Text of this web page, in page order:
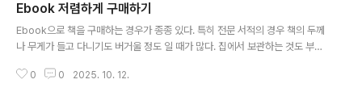
다 불편하다고 생각했지만, 자동충전이 되니 크게 문제 되진 않는다고 생각했
다. 선불 하이패스와 같은 맥락이니 크게 불편함은 없다고 생각한다. 방법은 다
음과 같다. - 모바일 티머니에서 T머니 카드를 발급한다. ( 이미 있다면 그것을
Ebook 저렴하게 구매하기
Ebook으로 책을 구매하는 경우가 종종 있다. 특히 전문 서적의 경우 책의 두께
나 무게가 들고 다니기도 버거울 정도 일 때가 많다. 집에서 보관하는 것도 부피
크게 저렴하지도 않다. 망할 도서정가제 때문이다. 적립까지 최대 15% 할인이
0 0 2025. 10. 12.